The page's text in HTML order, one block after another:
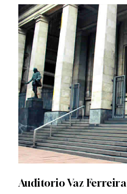
Auditorio Vaz Ferreira